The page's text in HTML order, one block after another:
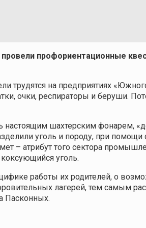
профориентационные
трудятся на предприятиях
очки, респираторы и беруши.
шахтерским фонарем,
уголь и породу, при
– атрибут того сектора
уголь.
работы их родителей, о
лагерей, тем самым
Пасконных.